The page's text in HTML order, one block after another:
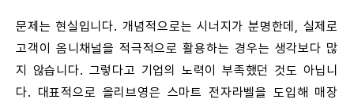
문제는 현실입니다. 개념적으로는 시너지가 분명한데, 실제로
고객이 옴니채널을 적극적으로 활용하는 경우는 생각보다 많
지 않습니다. 그렇다고 기업의 노력이 부족했던 것도 아닙니
다. 대표적으로 올리브영은 스마트 전자라벨을 도입해 매장